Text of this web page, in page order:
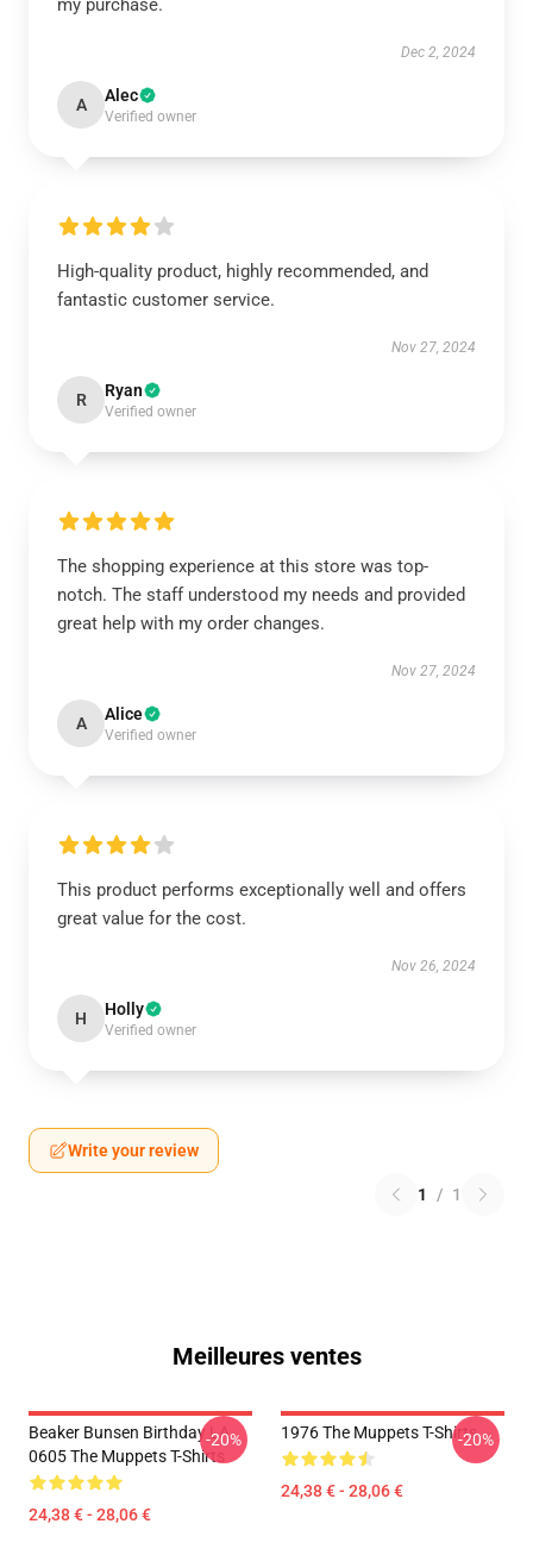
my purchase.
Dec 2, 2024
A Alec
Verified owner
High-quality product, highly recommended, and
fantastic customer service.
Nov 27, 2024
R Ryan
Verified owner
The shopping experience at this store was top-
notch. The staff understood my needs and provided
great help with my order changes.
Nov 27, 2024
A Alice
Verified owner
This product performs exceptionally well and offers
great value for the cost.
Nov 26, 2024
H Holly
Verified owner
Write your review
1 / 1
Meilleures ventes
Beaker Bunsen Birthday LA
0605 The Muppets T-Shirts
24,38 € - 28,06 €
-20% 1976 The Muppets T-Shirts
24,38 € - 28,06 €
-20%